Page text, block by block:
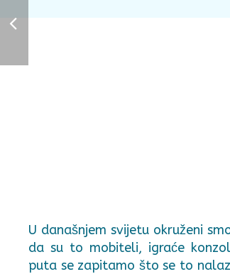
U današnjem svijetu okruženi
da su to mobiteli, igraće
puta se zapitamo što se to